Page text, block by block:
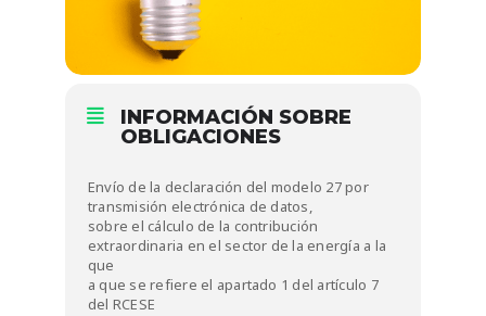
INFORMACIÓN SOBRE
OBLIGACIONES
Envío de la declaración del modelo 27 por
transmisión electrónica de datos,
sobre el cálculo de la contribución
extraordinaria en el sector de la energía a la
que
a que se refiere el apartado 1 del artículo 7
del RCESE